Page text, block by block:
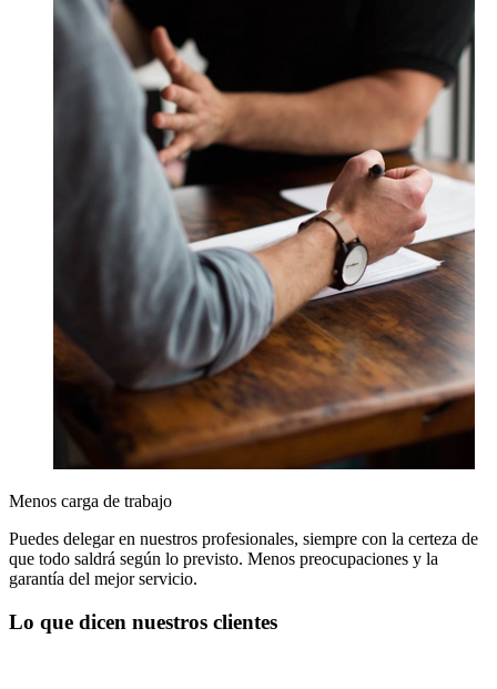
Menos carga de trabajo
Puedes delegar en nuestros profesionales, siempre con la certeza de
que todo saldrá según lo previsto. Menos preocupaciones y la
garantía del mejor servicio.
Lo que dicen nuestros clientes